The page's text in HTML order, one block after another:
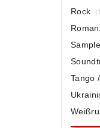
Rock
Tango